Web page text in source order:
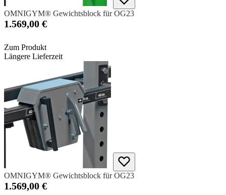
OMNIGYM® Gewichtsblock für OG23
1.569,00 €
Zum Produkt
Längere Lieferzeit
OMNIGYM® Gewichtsblock für OG23
1.569,00 €